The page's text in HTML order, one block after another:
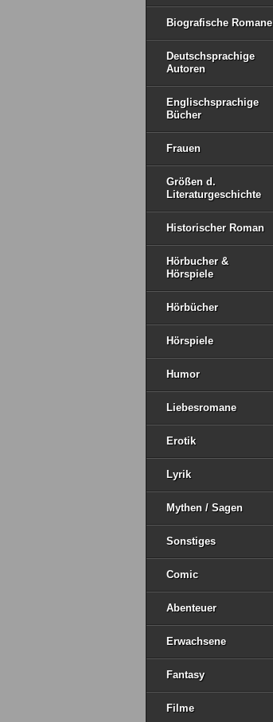
Biografische Romane
Deutschsprachige
Autoren
Englischsprachige
Bücher
Frauen
Größen d.
Literaturgeschichte
Historischer Roman
Hörbucher &
Hörspiele
Hörbücher
Hörspiele
Humor
Liebesromane
Erotik
Lyrik
Mythen / Sagen
Sonstiges
Comic
Abenteuer
Erwachsene
Fantasy
Filme